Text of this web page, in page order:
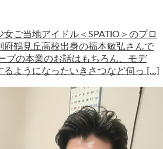
ご当地アイドル＜SPATIO＞のプロ
府鶴見丘高校出身の福本敏弘さんで
プの本業のお話はもちろん、モデ
るようになったいきさつなど伺っ […]